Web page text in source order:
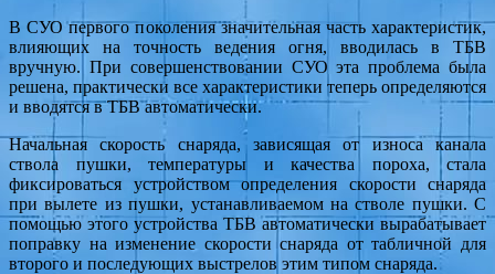
В СУО первого поколения значительная часть характеристик,
влияющих на точность ведения огня, вводилась в ТБВ
вручную. При совершенствовании СУО эта проблема была
решена, практически все характеристики теперь определяются
и вводятся в ТБВ автоматически.
Начальная скорость снаряда, зависящая от износа канала
ствола пушки, температуры и качества пороха, стала
фиксироваться устройством определения скорости снаряда
при вылете из пушки, устанавливаемом на стволе пушки. С
помощью этого устройства ТБВ автоматически вырабатывает
поправку на изменение скорости снаряда от табличной для
второго и последующих выстрелов этим типом снаряда.